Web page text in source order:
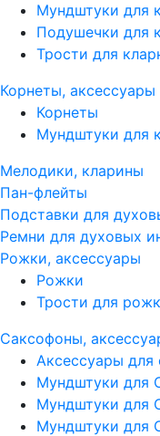
Мундштуки для
Подушечки для
Трости для
Корнеты, аксессуары
Корнеты
Мундштуки для
Мелодики, кларины
Пан-флейты
Подставки для
Ремни для духовых
Рожки, аксессуары
Рожки
Трости для
Саксофоны,
Аксессуары для
Мундштуки для
Мундштуки для
Мундштуки для